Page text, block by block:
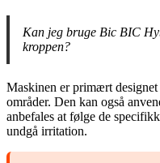
Kan jeg bruge Bic BIC
kroppen?
Maskinen er primært
områder. Den kan også
anbefales at følge de
undgå irritation.